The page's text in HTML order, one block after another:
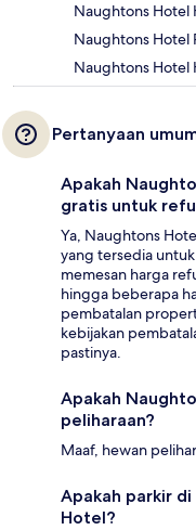
Naughtons Hotel
Naughtons Hotel
Naughtons Hotel
Pertanyaan
Apakah
gratis untuk
Ya, Naughtons
yang tersedia
memesan harga
hingga beberapa
pembatalan
kebijakan
pastinya.
Apakah
peliharaan?
Maaf, hewan
Apakah parkir
Hotel?